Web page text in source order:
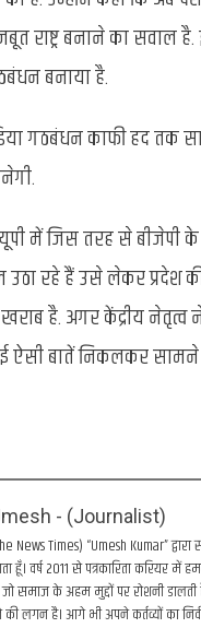
राष्ट्र बनाने का सवाल
बनाया है.
गठबंधन काफी हद तक
में जिस तरह से बीजेपी
उठा रहे हैं उसे लेकर
खराब है. अगर केंद्रीय
ऐसी बातें निकलकर
- (Journalist)
News Times) “Umesh Kumar”
हूँ। वर्ष 2011 से पत्रकारिता करियर में
समाज के अहम मुद्दों पर रोशनी
की लगन है। आगे भी अपने कर्तव्यों का